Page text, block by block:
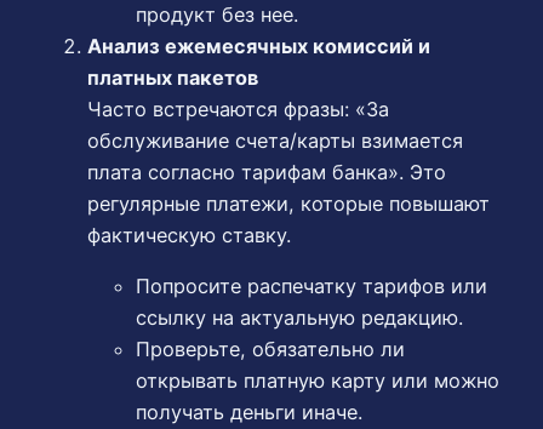
продукт без нее.
Анализ ежемесячных комиссий и
платных пакетов
Часто встречаются фразы: «За
обслуживание счета/карты взимается
плата согласно тарифам банка». Это
регулярные платежи, которые повышают
фактическую ставку.
Попросите распечатку тарифов или
ссылку на актуальную редакцию.
Проверьте, обязательно ли
открывать платную карту или можно
получать деньги иначе.